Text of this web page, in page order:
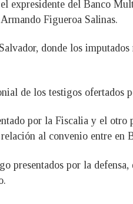
expresidente del Banco
Figueroa Salinas.
donde los
de los testigos ofertados
por la Fiscalia y el
al convenio entre en
presentados por la